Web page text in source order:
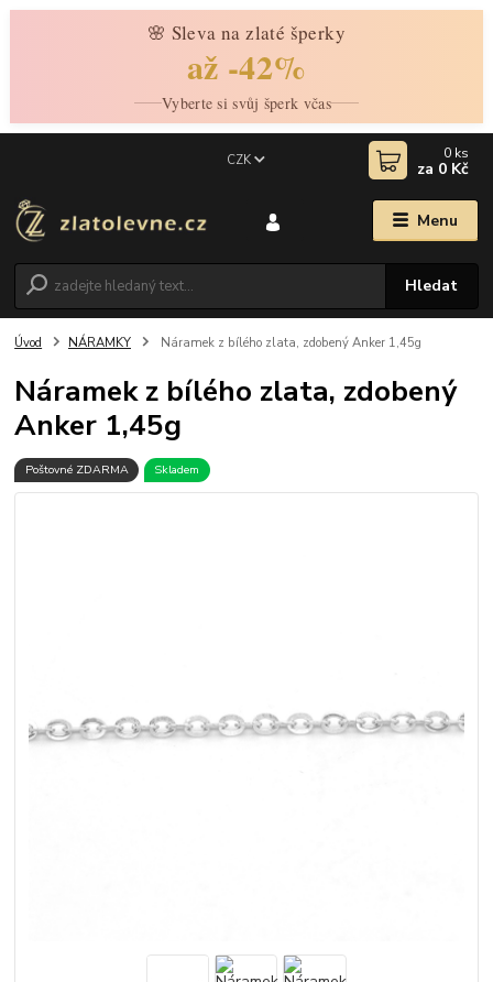
🌸 Sleva na zlaté šperky
až -42%
Vyberte si svůj šperk včas
Menu
CZK
Hledat
0 ks
za 0 Kč
Úvod NÁRAMKY Náramek z bílého zlata, zdobený Anker 1,45g
Náramek z bílého zlata, zdobený
Anker 1,45g
Poštovné ZDARMA Skladem